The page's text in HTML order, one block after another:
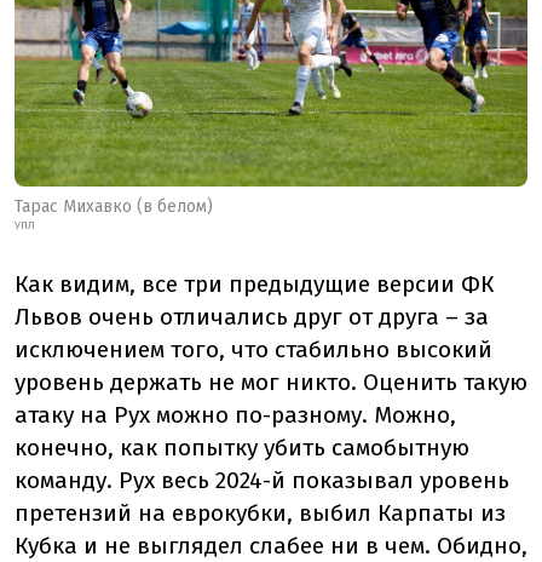
Тарас Михавко (в белом)
УПЛ
Как видим, все три предыдущие версии ФК
Львов очень отличались друг от друга – за
исключением того, что стабильно высокий
уровень держать не мог никто. Оценить такую
атаку на Рух можно по-разному. Можно,
конечно, как попытку убить самобытную
команду. Рух весь 2024-й показывал уровень
претензий на еврокубки, выбил Карпаты из
Кубка и не выглядел слабее ни в чем. Обидно,